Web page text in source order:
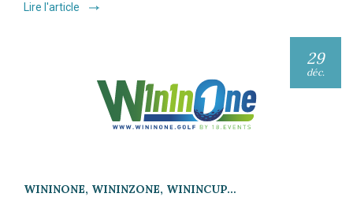
Lire l'article
29
déc.
WININONE, WININZONE, WININCUP…